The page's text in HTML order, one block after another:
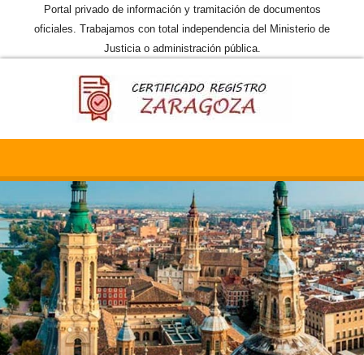
Portal privado de información y tramitación de documentos
oficiales. Trabajamos con total independencia del Ministerio de
Justicia o administración pública.